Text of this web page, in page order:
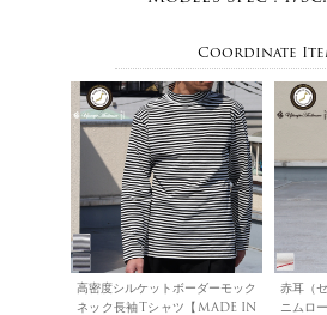
Coordinate
高密度シルケットボーダーモック
ネック長袖Tシャツ【MADE IN
赤耳（
ニムロ